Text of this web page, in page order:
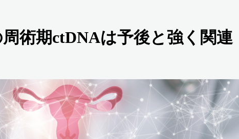
周術期ctDNAは予後と強く関連